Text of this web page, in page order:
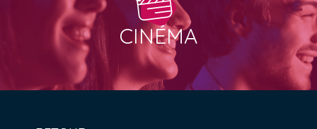
CINÉMA